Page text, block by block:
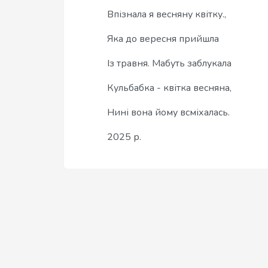
Впізнала я весняну квітку.,
Яка до вересня прийшла
Із травня. Мабуть заблукала
Кульбабка - квітка весняна,
Нині вона йому всміхалась.
2025 р.